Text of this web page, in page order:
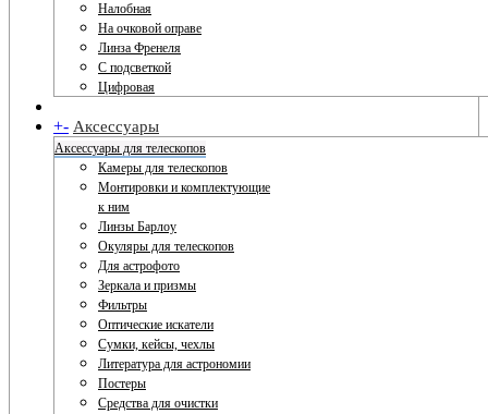
Налобная
На очковой оправе
Линза Френеля
С подсветкой
Цифровая
+- Аксессуары
Аксессуары для телескопов
Камеры для телескопов
Монтировки и комплектующие
к ним
Линзы Барлоу
Окуляры для телескопов
Для астрофото
Зеркала и призмы
Фильтры
Оптические искатели
Сумки, кейсы, чехлы
Литература для астрономии
Постеры
Средства для очистки